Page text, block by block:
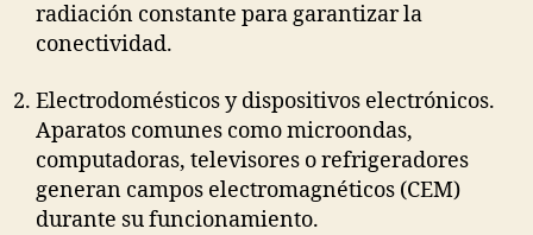
radiación constante para garantizar la
conectividad.
Electrodomésticos y dispositivos electrónicos.
Aparatos comunes como microondas,
computadoras, televisores o refrigeradores
generan campos electromagnéticos (CEM)
durante su funcionamiento.